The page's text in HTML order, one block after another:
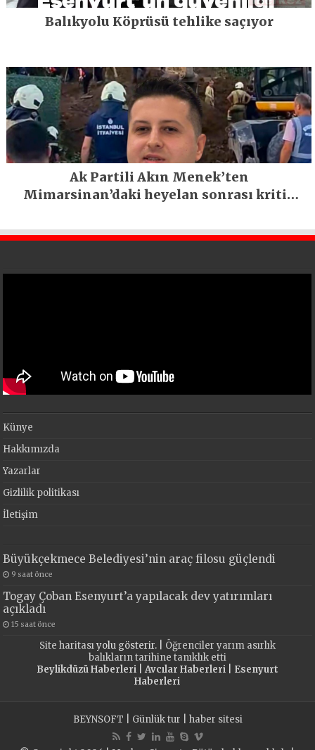
Balıkyolu Köprüsü tehlike saçıyor
Ak Partili Akın Menek’ten
Mimarsinan’daki heyelan sonrası kritik
Künye
Hakkımızda
Yazarlar
Gizlilik politikası
İletişim
Büyükçekmece Belediyesi’nin araç filosu güçlendi
9 saat önce
Togay Çoban Esenyurt’a yapılacak dev yatırımları
açıkladı
15 saat önce
Site haritasıyolu gösterir. | Öğrenciler yarım asırlık
balıkların tarihine tanıklık etti
Beylikdüzü Haberleri| Avcılar Haberleri| Esenyurt
Haberleri
BEYNSOFT Günlük tur haber sitesi